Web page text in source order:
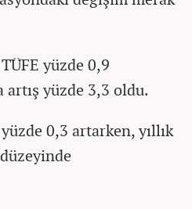
yüzde 0,9
artış yüzde 3,3 oldu.
0,3 artarken, yıllık